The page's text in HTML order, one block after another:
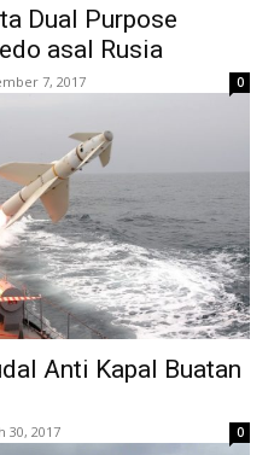
Dual Purpose
asal Rusia
7, 2017 0
Anti Kapal Buatan
30, 2017 0